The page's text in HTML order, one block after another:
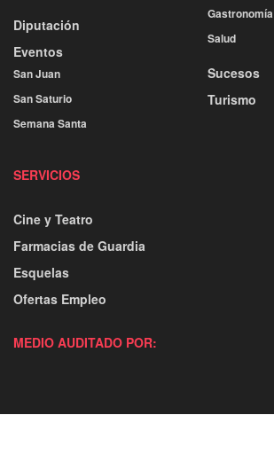
Diputación
Eventos
San Juan
San Saturio
Semana Santa
Gastronomía
Salud
Sucesos
Turismo
SERVICIOS
Cine y Teatro
Farmacias de Guardia
Esquelas
Ofertas Empleo
MEDIO AUDITADO POR: